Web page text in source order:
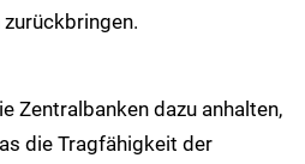
Zentralbanken dazu anhalten,
die Tragfähigkeit der